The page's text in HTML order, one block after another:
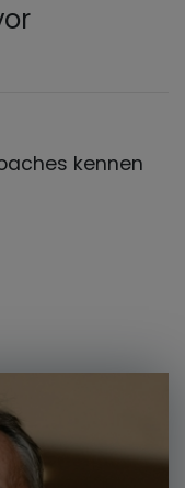
kennen